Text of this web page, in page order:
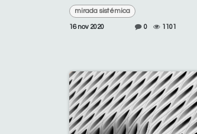
mirada sistémica
16 nov 2020 0 1101